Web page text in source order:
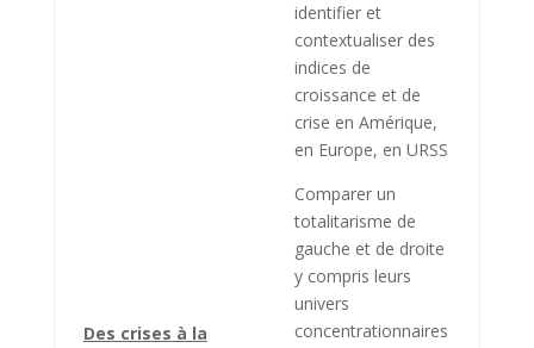
Des crises à la
identifier et
contextualiser des
indices de
croissance et de
crise en Amérique,
en Europe, en URSS
Comparer un
totalitarisme de
gauche et de droite
y compris leurs
univers
concentrationnaires